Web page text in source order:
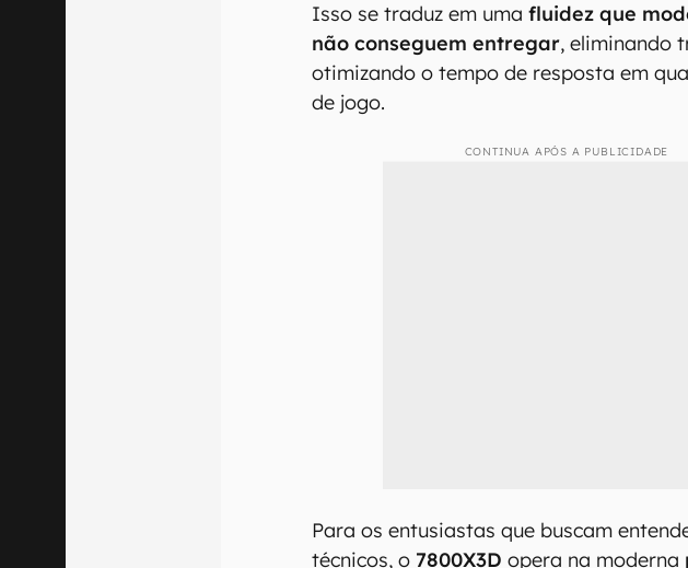
Isso se traduz em umafluidez que
não conseguem entregar, eliminando
otimizando o tempo de resposta em
de jogo.
CONTINUA APÓS A PUBLICIDADE
Para os entusiastas que buscam
técnicos, o 7800X3D opera na moderna